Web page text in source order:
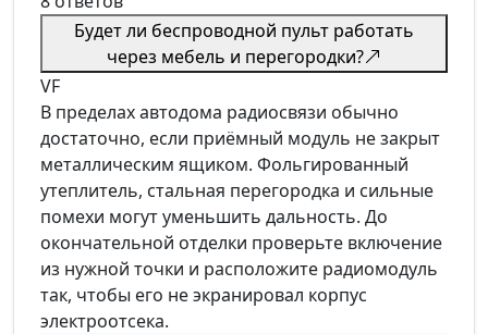
Будет ли беспроводной пульт работать
через мебель и перегородки?
VF
В пределах автодома радиосвязи обычно
достаточно, если приёмный модуль не закрыт
металлическим ящиком. Фольгированный
утеплитель, стальная перегородка и сильные
помехи могут уменьшить дальность. До
окончательной отделки проверьте включение
из нужной точки и расположите радиомодуль
так, чтобы его не экранировал корпус
электроотсека.